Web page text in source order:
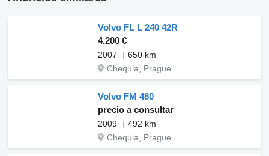
Volvo FL L 240 42R
4.200 €
2007
650 km
Chequia, Prague
Volvo FM 480
precio a consultar
2009
492 km
Chequia, Prague